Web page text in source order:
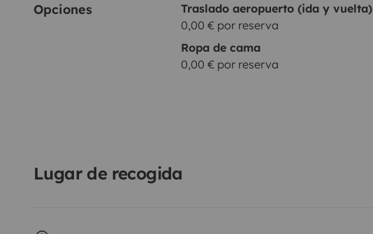
Opciones
Traslado aeropuerto (ida y vuelta)
0,00 € por reserva
Ropa de cama
0,00 € por reserva
Lugar de recogida